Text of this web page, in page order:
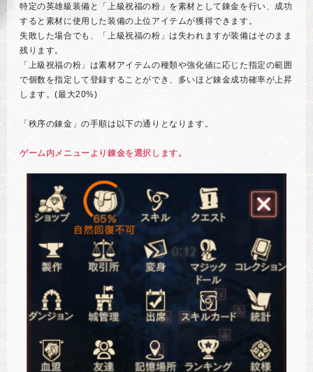
特定の英雄級装備と「上級祝福の粉」を素材として錬金を行い、成功
すると素材に使用した装備の上位アイテムが獲得できます。
失敗した場合でも、「上級祝福の粉」は失われますが装備はそのまま
残ります。
「上級祝福の粉」は素材アイテムの種類や強化値に応じた指定の範囲
で個数を指定して登録することができ、多いほど錬金成功確率が上昇
します。(最大20%)
「秩序の錬金」の手順は以下の通りとなります。
ゲーム内メニューより錬金を選択します。